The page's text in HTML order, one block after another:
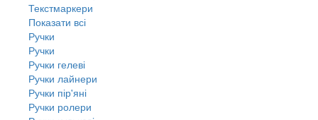
Текстмаркери
Показати всі
Ручки
Ручки
Ручки гелеві
Ручки лайнери
Ручки пір'яні
Ручки ролери